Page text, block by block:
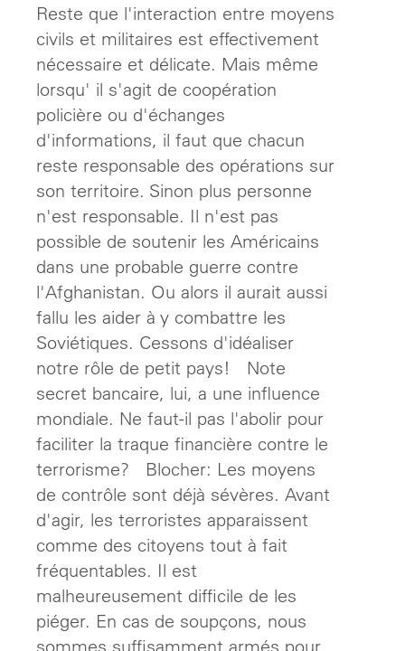
Reste que l'interaction entre moyens
civils et militaires est effectivement
nécessaire et délicate. Mais même
lorsqu' il s'agit de coopération
policière ou d'échanges
d'informations, il faut que chacun
reste responsable des opérations sur
son territoire. Sinon plus personne
n'est responsable. Il n'est pas
possible de soutenir les Américains
dans une probable guerre contre
l'Afghanistan. Ou alors il aurait aussi
fallu les aider à y combattre les
Soviétiques. Cessons d'idéaliser
notre rôle de petit pays! Note
secret bancaire, lui, a une influence
mondiale. Ne faut-il pas l'abolir pour
faciliter la traque financière contre le
terrorisme? Blocher: Les moyens
de contrôle sont déjà sévères. Avant
d'agir, les terroristes apparaissent
comme des citoyens tout à fait
fréquentables. Il est
malheureusement difficile de les
piéger. En cas de soupçons, nous
sommes suffisamment armés pour